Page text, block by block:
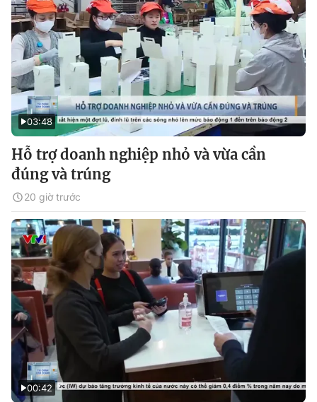
03:48
Hỗ trợ doanh nghiệp nhỏ và vừa cần
đúng và trúng
20 giờ trước
00:42